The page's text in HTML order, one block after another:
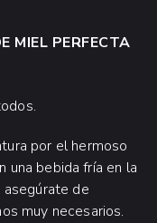
MIEL PERFECTA
por el hermoso
una bebida fría en la
asegúrate de
muy necesarios.